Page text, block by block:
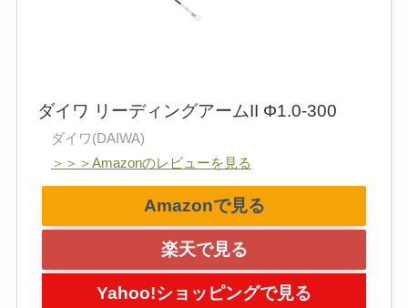
ダイワ リーディングアームII Φ1.0-300
ダイワ(DAIWA)
＞＞＞Amazonのレビューを見る
Amazonで見る
楽天で見る
Yahoo!ショッピングで見る